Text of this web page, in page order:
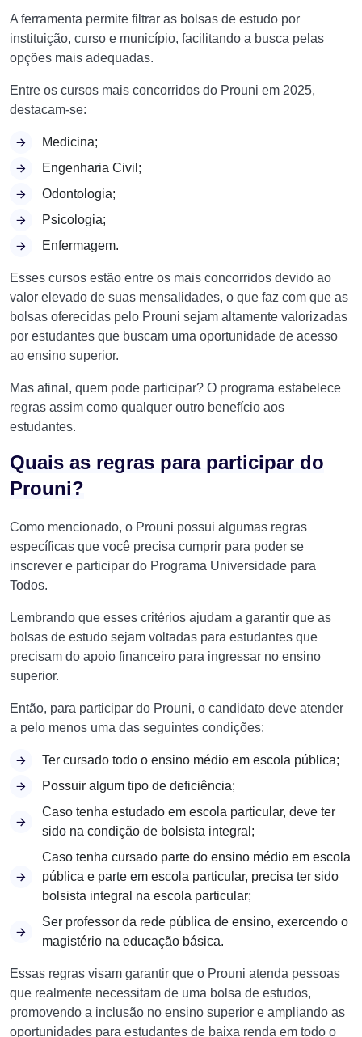
A ferramenta permite filtrar as bolsas de estudo por
instituição, curso e município, facilitando a busca pelas
opções mais adequadas.
Entre os cursos mais concorridos do Prouni em 2025,
destacam-se:
Medicina;
Engenharia Civil;
Odontologia;
Psicologia;
Enfermagem.
Esses cursos estão entre os mais concorridos devido ao
valor elevado de suas mensalidades, o que faz com que as
bolsas oferecidas pelo Prouni sejam altamente valorizadas
por estudantes que buscam uma oportunidade de acesso
ao ensino superior.
Mas afinal, quem pode participar? O programa estabelece
regras assim como qualquer outro benefício aos
estudantes.
Quais as regras para participar do
Prouni?
Como mencionado, o Prouni possui algumas regras
específicas que você precisa cumprir para poder se
inscrever e participar do Programa Universidade para
Todos.
Lembrando que esses critérios ajudam a garantir que as
bolsas de estudo sejam voltadas para estudantes que
precisam do apoio financeiro para ingressar no ensino
superior.
Então, para participar do Prouni, o candidato deve atender
a pelo menos uma das seguintes condições:
Ter cursado todo o ensino médio em escola pública;
Possuir algum tipo de deficiência;
Caso tenha estudado em escola particular, deve ter
sido na condição de bolsista integral;
Caso tenha cursado parte do ensino médio em escola
pública e parte em escola particular, precisa ter sido
bolsista integral na escola particular;
Ser professor da rede pública de ensino, exercendo o
magistério na educação básica.
Essas regras visam garantir que o Prouni atenda pessoas
que realmente necessitam de uma bolsa de estudos,
promovendo a inclusão no ensino superior e ampliando as
oportunidades para estudantes de baixa renda em todo o